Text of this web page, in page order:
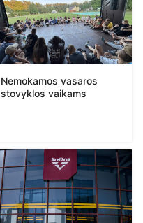
Nemokamos vasaros
stovyklos vaikams